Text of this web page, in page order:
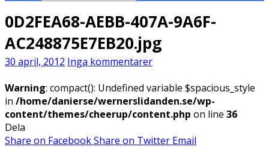
0D2FEA68-AEBB-407A-9A6F-
AC248875E7EB20.jpg
30 april, 2012 Inga kommentarer
Warning: compact(): Undefined variable $spacious_style
in /home/danierse/wernerslidanden.se/wp-
content/themes/cheerup/content.php on line 36
Dela
Share on FacebookShare on Twitter Email